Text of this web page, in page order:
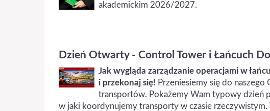
akademickim 2026/2027.
Dzień Otwarty - Control Tower i Łańcuch
Jak wygląda zarządzanie operacjami w
i przekonaj się! Przeniesiemy się do
transportów. Pokażemy Wam typowy dzień
w jaki koordynujemy transporty w czasie rzeczywistym.